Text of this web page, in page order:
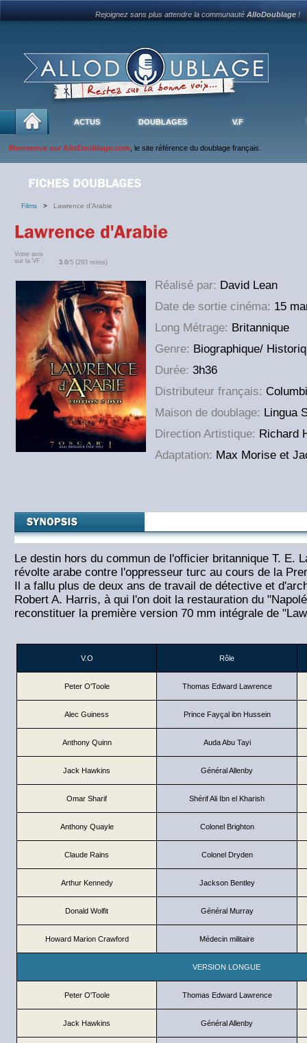
Rejoignez sans plus attendre la communautéAlloDoublage !
ACTUS DOUBLAGES V.F
Bienvenue sur AlloDoublage.com , le site référence du doublage français.
Films > Lawrence d'Arabie
Votre avis
sur la VF :
3.0/5 (293 notes)
Réalisé par: David Lean
Date de sortie cinéma: 15
Long Métrage: Britannique
Genre: Biographique/
Durée: 3h36
Distributeur français:
Maison de doublage: Lingua
Direction Artistique: Richard
Adaptation: Max Morise et
Le destin hors du commun de l'officier britannique T. E.
révolte arabe contre l'oppresseur turc au cours de la
Il a fallu plus de deux ans de travail de détective et
Robert A. Harris, à qui l'on doit la restauration du
reconstituer la première version 70 mm intégrale de
V.O Rôle
Peter O'Toole Thomas Edward Lawrence
Alec Guiness Prince Fayçal ibn Hussein
Anthony Quinn Auda Abu Tayi
Jack Hawkins Général Allenby
Omar Sharif Shérif Ali Ibn el Kharish
Anthony Quayle Colonel Brighton
Claude Rains Colonel Dryden
Arthur Kennedy Jackson Bentley
Donald Wolfit Général Murray
Howard Marion Crawford Médecin militaire
VERSION LONGUE
Peter O'Toole Thomas Edward Lawrence
Jack Hawkins Général Allenby